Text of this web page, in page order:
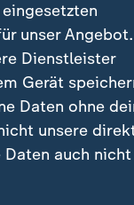
zehntausende
Deutschen
unser
Dienstleister
Gerät
Daten ohne
unsere
auch nicht